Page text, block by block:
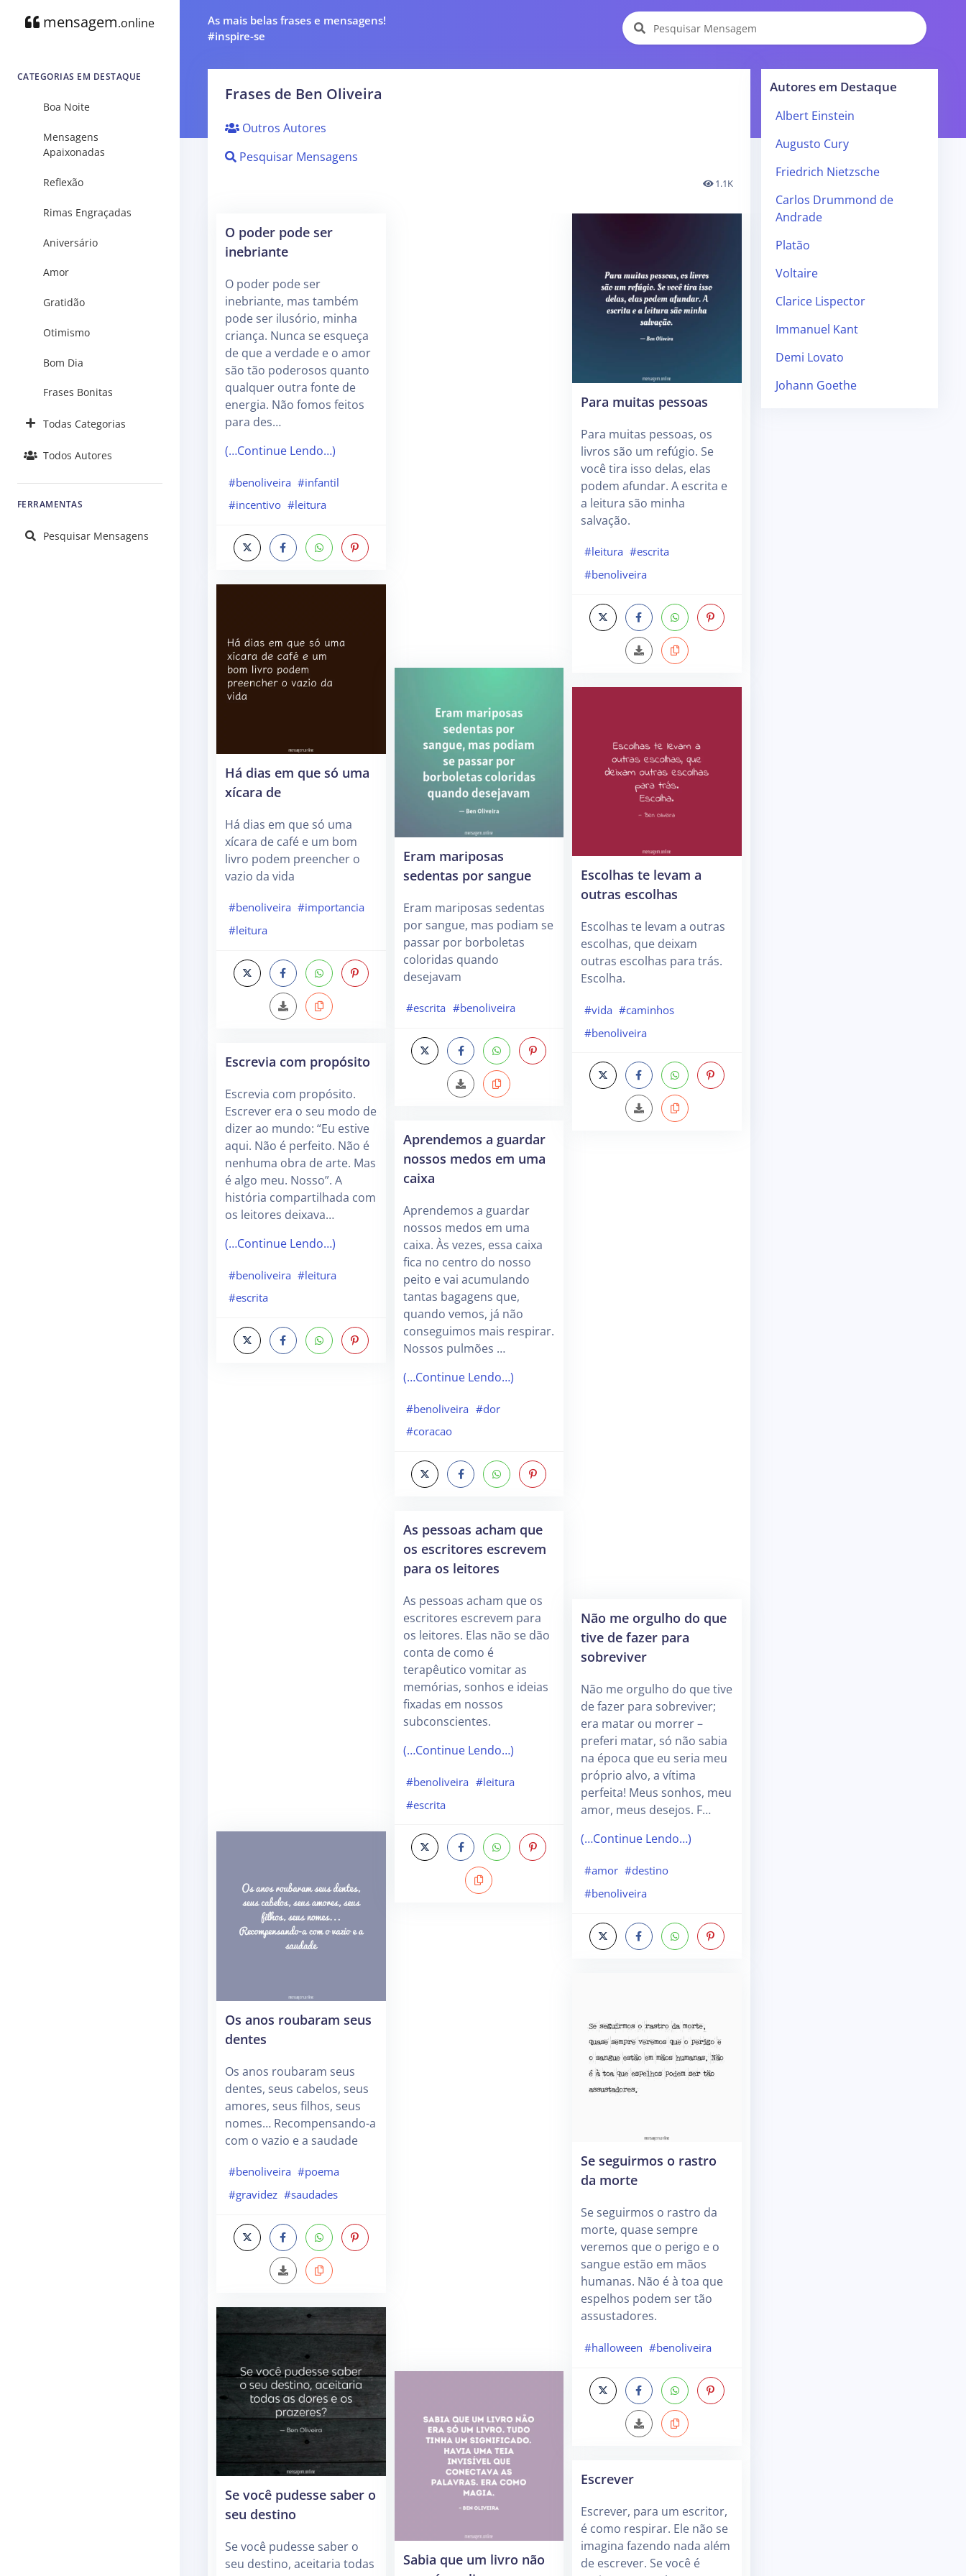
mensagem.online
CATEGORIAS EM DESTAQUE
Boa Noite
Mensagens
Apaixonadas
Reflexão
Rimas Engraçadas
Aniversário
Amor
Gratidão
Otimismo
Bom Dia
Frases Bonitas
Todas Categorias
Todos Autores
FERRAMENTAS
Pesquisar Mensagens
As mais belas frases e mensagens!
#inspire-se
Frases de Ben Oliveira
Outros Autores
Pesquisar Mensagens
1.1K
O poder pode ser
inebriante
O poder pode ser
inebriante, mas também
pode ser ilusório, minha
criança. Nunca se esqueça
de que a verdade e o amor
são tão poderosos quanto
qualquer outra fonte de
energia. Não fomos feitos
para des…
(…Continue Lendo…)
#benoliveira #infantil
#incentivo #leitura
Há dias em que só uma
xícara de
Há dias em que só uma
xícara de café e um bom
livro podem preencher o
vazio da vida
#benoliveira #importancia
#leitura
Escrevia com propósito
Escrevia com propósito.
Escrever era o seu modo de
dizer ao mundo: “Eu estive
aqui. Não é perfeito. Não é
nenhuma obra de arte. Mas
é algo meu. Nosso”. A
história compartilhada com
os leitores deixava…
(…Continue Lendo…)
#benoliveira #leitura
#escrita
Os anos roubaram seus
dentes
Os anos roubaram seus
dentes, seus cabelos, seus
amores, seus filhos, seus
nomes… Recompensando-a
com o vazio e a saudade
#benoliveira #poema
#gravidez #saudades
Se você pudesse saber o
seu destino
Se você pudesse saber o
seu destino, aceitaria todas
Eram mariposas
sedentas por sangue
Eram mariposas sedentas
por sangue, mas podiam se
passar por borboletas
coloridas quando
desejavam
#escrita #benoliveira
Aprendemos a guardar
nossos medos em uma
caixa
Aprendemos a guardar
nossos medos em uma
caixa. Às vezes, essa caixa
fica no centro do nosso
peito e vai acumulando
tantas bagagens que,
quando vemos, já não
conseguimos mais respirar.
Nossos pulmões …
(…Continue Lendo…)
#benoliveira #dor
#coracao
As pessoas acham que
os escritores escrevem
para os leitores
As pessoas acham que os
escritores escrevem para
os leitores. Elas não se dão
conta de como é
terapêutico vomitar as
memórias, sonhos e ideias
fixadas em nossos
subconscientes.
(…Continue Lendo…)
#benoliveira #leitura
#escrita
Sabia que um livro não
Para muitas pessoas
Para muitas pessoas, os
livros são um refúgio. Se
você tira isso delas, elas
podem afundar. A escrita e
a leitura são minha
salvação.
#leitura #escrita
#benoliveira
Escolhas te levam a
outras escolhas
Escolhas te levam a outras
escolhas, que deixam
outras escolhas para trás.
Escolha.
#vida #caminhos
#benoliveira
Não me orgulho do que
tive de fazer para
sobreviver
Não me orgulho do que tive
de fazer para sobreviver;
era matar ou morrer –
preferi matar, só não sabia
na época que eu seria meu
próprio alvo, a vítima
perfeita! Meus sonhos, meu
amor, meus desejos. F…
(…Continue Lendo…)
#amor #destino
#benoliveira
Se seguirmos o rastro
da morte
Se seguirmos o rastro da
morte, quase sempre
veremos que o perigo e o
sangue estão em mãos
humanas. Não é à toa que
espelhos podem ser tão
assustadores.
#halloween #benoliveira
Escrever
Escrever, para um escritor,
é como respirar. Ele não se
imagina fazendo nada além
de escrever. Se você é
Autores em Destaque
Albert Einstein
Augusto Cury
Friedrich Nietzsche
Carlos Drummond de
Andrade
Platão
Voltaire
Clarice Lispector
Immanuel Kant
Demi Lovato
Johann Goethe